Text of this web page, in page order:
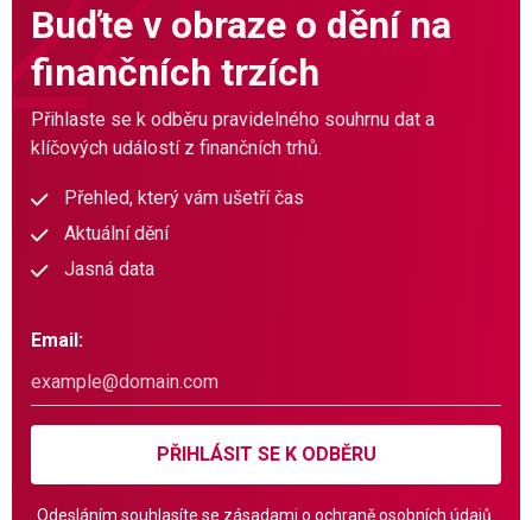
Buďte v obraze o dění na
finančních trzích
Přihlaste se k odběru pravidelného souhrnu dat a
klíčových událostí z finančních trhů.
Přehled, který vám ušetří čas
Aktuální dění
Jasná data
Email:
PŘIHLÁSIT SE K ODBĚRU
Odesláním souhlasíte se zásadami o ochraně osobních údajů.